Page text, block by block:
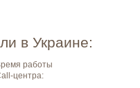
в Украине:
работы
центра: